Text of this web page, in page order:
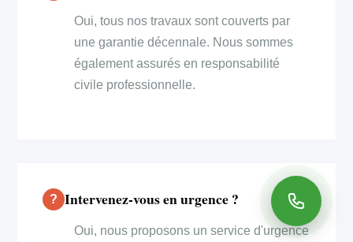
Oui, tous nos travaux sont couverts par
une garantie décennale. Nous sommes
également assurés en responsabilité
civile professionnelle.
Intervenez-vous en urgence ?
Oui, nous proposons un service d'urgence